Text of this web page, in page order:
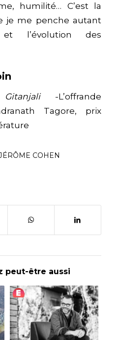
humilité… C’est la
je me penche autant
l’évolution des
Gitanjali-L’offrande
Tagore, prix
COHEN
peut-être aussi